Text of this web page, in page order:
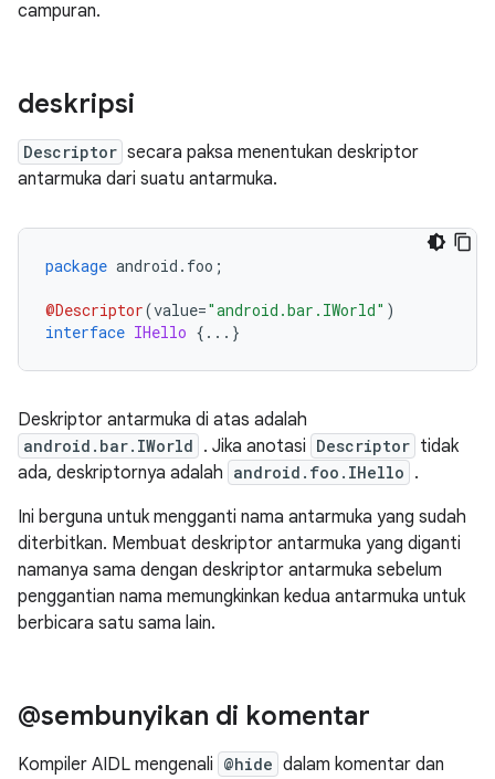
campuran.
deskripsi
Descriptor secara paksa menentukan deskriptor
antarmuka dari suatu antarmuka.
package android . foo ;
@Descriptor(value="android.bar.IWorld" )
interface IHello {...}
Deskriptor antarmuka di atas adalah
android.bar.IWorld . Jika anotasi Descriptor tidak
ada, deskriptornya adalah android.foo.IHello .
Ini berguna untuk mengganti nama antarmuka yang sudah
diterbitkan. Membuat deskriptor antarmuka yang diganti
namanya sama dengan deskriptor antarmuka sebelum
penggantian nama memungkinkan kedua antarmuka untuk
berbicara satu sama lain.
@sembunyikan di komentar
Kompiler AIDL mengenali @hide dalam komentar dan